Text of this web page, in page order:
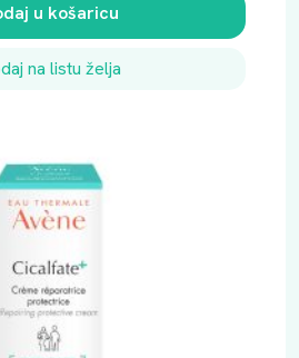
u košaricu
na listu želja